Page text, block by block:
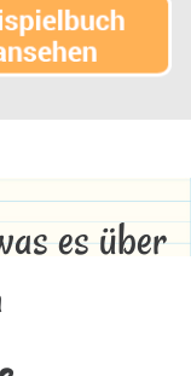
es über